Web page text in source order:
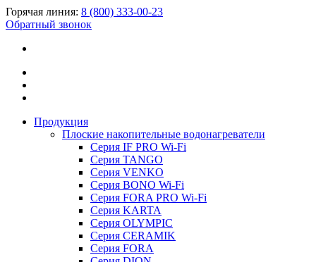
Горячая линия: 8 (800) 333-00-23
Обратный звонок
Продукция
Плоские накопительные водонагреватели
Серия IF PRO Wi-Fi
Серия TANGO
Серия VENKO
Серия BONO Wi-Fi
Серия FORA PRO Wi-Fi
Серия KARTA
Серия OLYMPIC
Серия CERAMIK
Серия FORA